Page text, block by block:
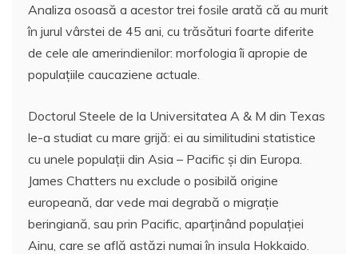
Analiza osoasă a acestor trei fosile arată că au murit
în jurul vârstei de 45 ani, cu trăsături foarte diferite
de cele ale amerindienilor: morfologia îi apropie de
populaţiile caucaziene actuale.
Doctorul Steele de la Universitatea A & M din Texas
le-a studiat cu mare grijă: ei au similitudini statistice
cu unele populaţii din Asia – Pacific şi din Europa.
James Chatters nu exclude o posibilă origine
europeană, dar vede mai degrabă o migraţie
beringiană, sau prin Pacific, aparţinând populaţiei
Ainu, care se află astăzi numai în insula Hokkaido.